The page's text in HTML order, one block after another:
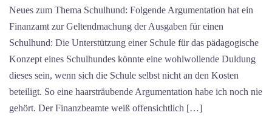
Neues zum Thema Schulhund: Folgende Argumentation hat ein
Finanzamt zur Geltendmachung der Ausgaben für einen
Schulhund: Die Unterstützung einer Schule für das pädagogische
Konzept eines Schulhundes könnte eine wohlwollende Duldung
dieses sein, wenn sich die Schule selbst nicht an den Kosten
beteiligt. So eine haarsträubende Argumentation habe ich noch nie
gehört. Der Finanzbeamte weiß offensichtlich […]